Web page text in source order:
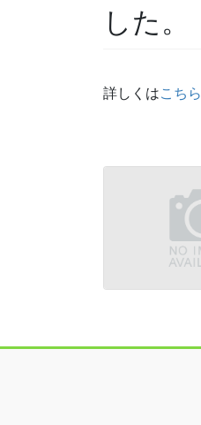
した。
詳しくはこちら